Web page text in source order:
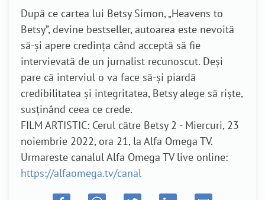
După ce cartea lui Betsy Simon, „Heavens to
Betsy”, devine bestseller, autoarea este nevoită
să-și apere credința când acceptă să fie
intervievată de un jurnalist recunoscut. Deși
pare că interviul o va face să-și piardă
credibilitatea și integritatea, Betsy alege să riște,
susținând ceea ce crede.
FILM ARTISTIC: Cerul către Betsy 2 - Miercuri, 23
noiembrie 2022, ora 21, la Alfa Omega TV.
Urmareste canalul Alfa Omega TV live online:
https://alfaomega.tv/canal